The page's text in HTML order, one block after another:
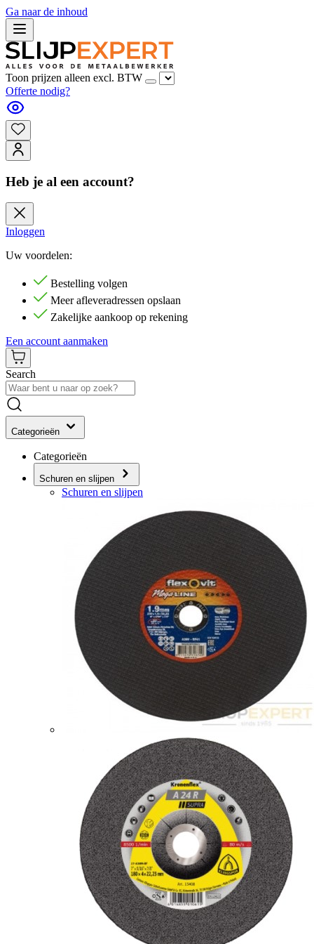
Ga naar de inhoud
Toon prijzen alleen excl. BTW
Offerte nodig?
Heb je al een account?
Inloggen
Uw voordelen:
Bestelling volgen
Meer afleveradressen opslaan
Zakelijke aankoop op rekening
Een account aanmaken
Search
Categorieën
Categorieën
Schuren en slijpen
Schuren en slijpen